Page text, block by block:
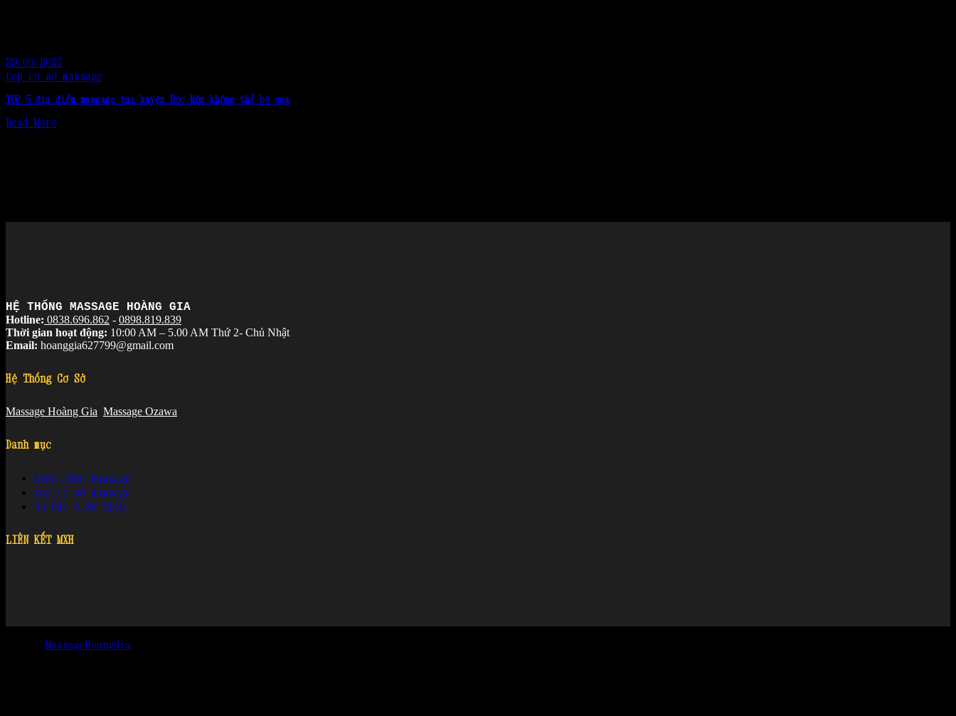
29/08/2023
top cơ sở massage
TOP 5 địa điểm massage tại huyện Hóc Môn không thể bỏ qua
Read More
HỆ THỐNG MASSAGE HOÀNG GIA
Hotline: 0838.696.862 - 0898.819.839
Thời gian hoạt động: 10:00 AM – 5.00 AM Thứ 2- Chủ Nhật
Email: hoanggia627799@gmail.com
Hệ Thống Cơ Sở
Massage Hoàng Gia Massage Ozawa
Danh mục
Kiến Thức Massage
top cơ sở massage
Ưu Đãi & Sự Kiện
LIÊN KẾT MXH
MassageHoangGia